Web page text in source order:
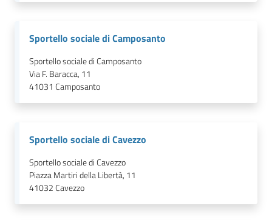
Sportello sociale di Camposanto
Sportello sociale di Camposanto
Via F. Baracca, 11
41031 Camposanto
Sportello sociale di Cavezzo
Sportello sociale di Cavezzo
Piazza Martiri della Libertà, 11
41032Cavezzo